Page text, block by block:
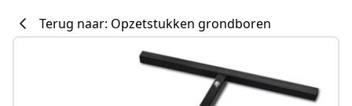
Terug naar: Opzetstukken grondboren